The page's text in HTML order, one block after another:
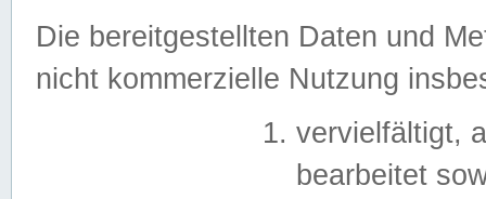
Die bereitgestellten Daten und
nicht kommerzielle Nutzung
vervielfältigt,
bearbeitet